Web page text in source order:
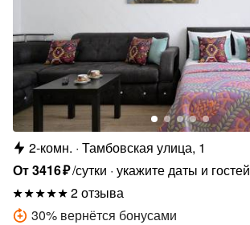
2-комн. Тамбовская улица, 1
От3416₽/сутки укажите даты и гостей
2 отзыва
30% вернётся бонусами